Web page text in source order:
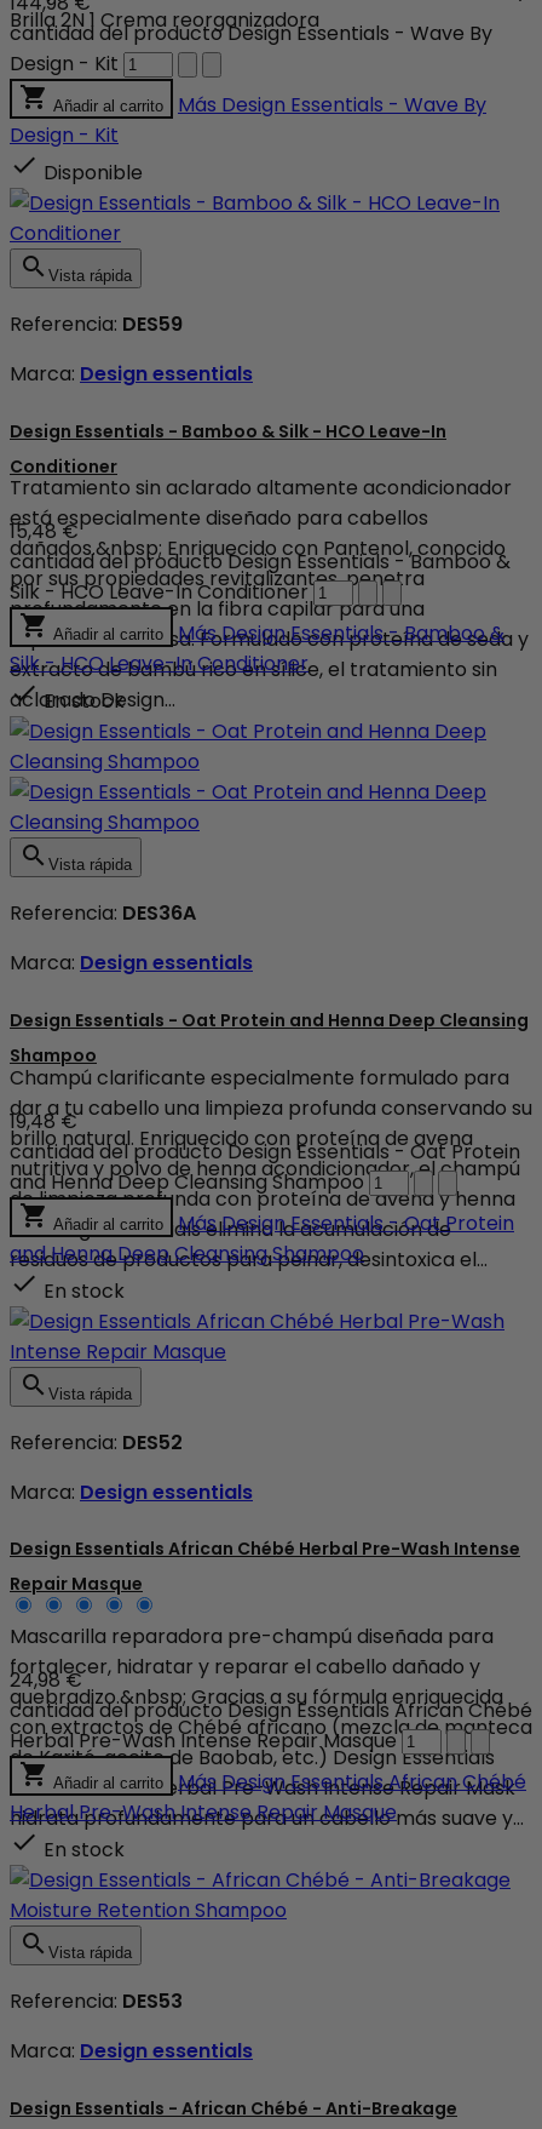
Brilla 2N 1 Crema reorganizadora
cantidad del producto Design Essentials - Wave By
Design - Kit
 Añadir al carrito Más Design Essentials - Wave By
Design - Kit
 Disponible
 Vista rápida
Referencia: DES59
Marca: Design essentials
Design Essentials - Bamboo & Silk - HCO Leave-In
Conditioner
Tratamiento sin aclarado altamente acondicionador
está especialmente diseñado para cabellos
dañados.&nbsp; Enriquecido con Pantenol, conocido
por sus propiedades revitalizantes, penetra
profundamente en la fibra capilar para una
reparación intensa. Formulado con proteína de seda y
extracto de bambú rico en sílice, el tratamiento sin
aclarado Design...
15,48 €
cantidad del producto Design Essentials - Bamboo &
Silk - HCO Leave-In Conditioner
 Añadir al carrito MásDesign Essentials - Bamboo &
Silk - HCO Leave-In Conditioner
En stock
 Vista rápida
Referencia: DES36A
Marca: Design essentials
Design Essentials - Oat Protein and Henna Deep Cleansing
Shampoo
Champú clarificante especialmente formulado para
dar a tu cabello una limpieza profunda conservando su
brillo natural. Enriquecido con proteína de avena
nutritiva y polvo de henna acondicionador, el champú
de limpieza profunda con proteína de avena y henna
de Design Essentials elimina la acumulación de
residuos de productos para peinar, desintoxica el...
19,48 €
cantidad del producto Design Essentials - Oat Protein
and Henna Deep Cleansing Shampoo
 Añadir al carrito MásDesign Essentials - Oat Protein
and Henna Deep Cleansing Shampoo
 En stock
 Vista rápida
Referencia: DES52
Marca: Design essentials
Design Essentials African Chébé Herbal Pre-Wash Intense
Repair Masque
Mascarilla reparadora pre-champú diseñada para
fortalecer, hidratar y reparar el cabello dañado y
quebradizo.&nbsp; Gracias a su fórmula enriquecida
con extractos de Chébé africano (mezcla de manteca
de Karité, aceite de Baobab, etc.) Design Essentials
African Chébé Herbal Pre-Wash Intense Repair Mask
hidrata profundamente para un cabello más suave y...
24,98 €
cantidad del producto Design Essentials African Chébé
Herbal Pre-Wash Intense Repair Masque
 Añadir al carrito Más Design Essentials African Chébé
Herbal Pre-Wash Intense Repair Masque
 En stock
 Vista rápida
Referencia: DES53
Marca: Design essentials
Design Essentials - African Chébé - Anti-Breakage